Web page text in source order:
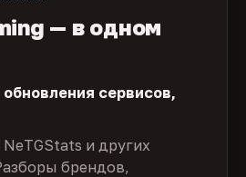
— в одном
сервисов,
и других
брендов,